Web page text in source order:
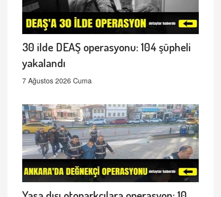
30 ilde DEAŞ operasyonu: 104 şüpheli
yakalandı
7 Ağustos 2026 Cuma